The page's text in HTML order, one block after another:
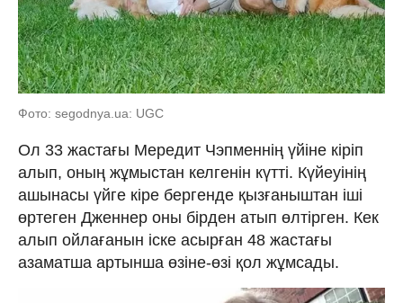
Фото: segodnya.ua: UGC
Ол 33 жастағы Мередит Чэпменнің үйіне кіріп
алып, оның жұмыстан келгенін күтті. Күйеуінің
ашынасы үйге кіре бергенде қызғаныштан іші
өртеген Дженнер оны бірден атып өлтірген. Кек
алып ойлағанын іске асырған 48 жастағы
азаматша артынша өзіне-өзі қол жұмсады.